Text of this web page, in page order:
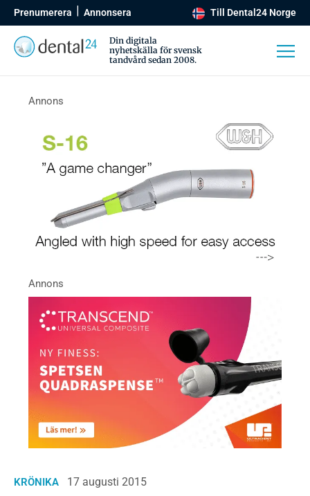
Prenumerera Annonsera Till Dental24 Norge
Din digitala
nyhetskälla för svensk
tandvård sedan 2008.
KRÖNIKA 17 augusti 2015